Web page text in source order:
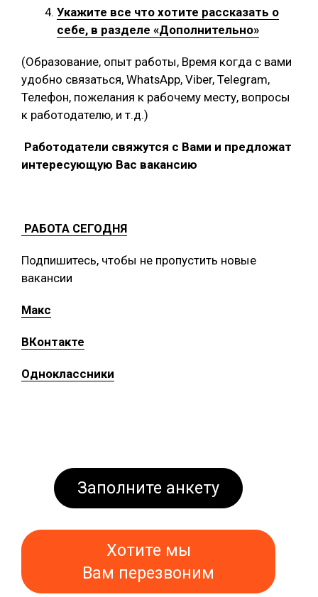
Укажите все что хотите рассказать о
себе, в разделе «Дополнительно»
(Образование, опыт работы, Время когда с вами
удобно связаться, WhatsApp, Viber, Telegram,
Телефон, пожелания к рабочему месту, вопросы
к работодателю, и т.д.)
Работодатели свяжутся с Вами и предложат
интересующую Вас вакансию
РАБОТА СЕГОДНЯ
Подпишитесь, чтобы не пропустить новые
вакансии
Макс
ВКонтакте
Одноклассники
Заполните анкету
Хотите мы
Вам перезвоним